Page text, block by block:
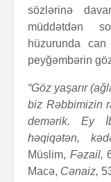
sözlərinə
müddətdən
hüzurunda
peyğəmbərin
“Göz yaşarır
biz Rəbbimizin
demərik. Ey
həqiqətən,
Müslim, Fəzail,
Macə, Cənaiz,